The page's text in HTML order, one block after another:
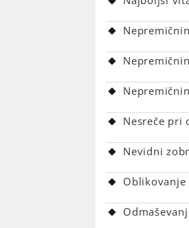
Nesreče pri
Nevidni
Oblikovanje